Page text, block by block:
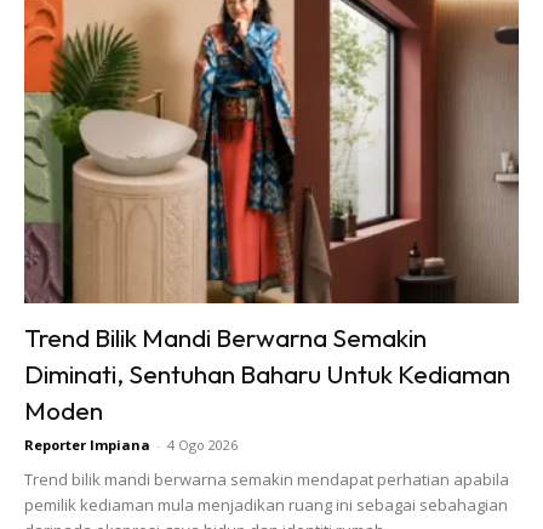
Ads
Pelekat vinyl dengan corak menarik boleh digunakan
perlu jubin sebenar. Ia mudah dipasang dan ditanggalkan.
Pasang Rak Terbuka
Trend Bilik Mandi Berwarna Semakin
Diminati, Sentuhan Baharu Untuk Kediaman
Moden
Reporter Impiana - 4 Ogo 2026
Trend bilik mandi berwarna semakin mendapat perhatian apabila
pemilik kediaman mula menjadikan ruang ini sebagai sebahagian